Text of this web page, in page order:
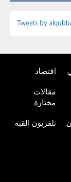
Tweets by
اقتصاد
مقالات
مختارة
تلفزيون القبة